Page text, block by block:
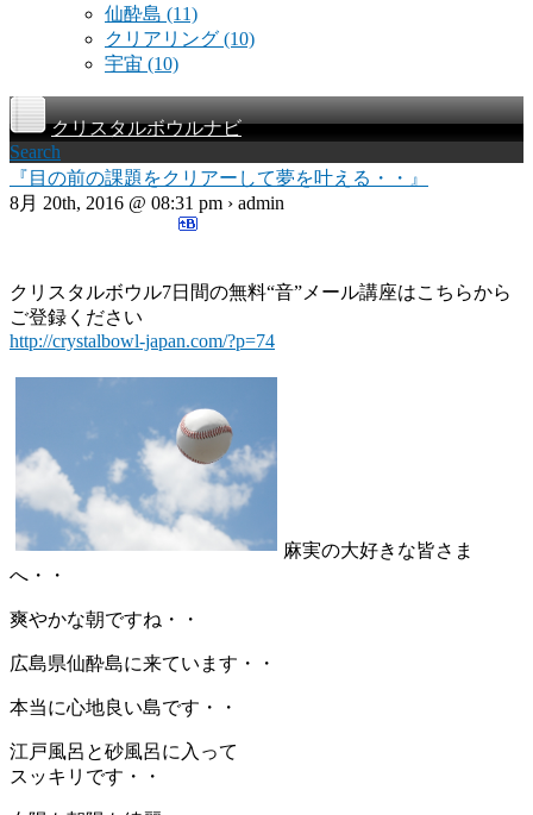
仙酔島 (11)
クリアリング (10)
宇宙 (10)
クリスタルボウルナビ
Search
『目の前の課題をクリアーして夢を叶える・・』
8月 20th, 2016 @ 08:31 pm › admin
クリスタルボウル7日間の無料“音”メール講座はこちらから
ご登録ください
http://crystalbowl-japan.com/?p=74
麻実の大好きな皆さま
へ・・
爽やかな朝ですね・・
広島県仙酔島に来ています・・
本当に心地良い島です・・
江戸風呂と砂風呂に入って
スッキリです・・